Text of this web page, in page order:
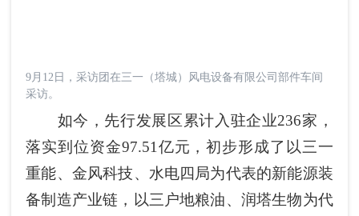
9月12日，采访团在三一（塔城）风电设备有限公司部件车间
采访。
如今，先行发展区累计入驻企业236家，
落实到位资金97.51亿元，初步形成了以三一
重能、金风科技、水电四局为代表的新能源装
备制造产业链，以三户地粮油、润塔生物为代